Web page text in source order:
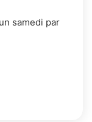
samedi par